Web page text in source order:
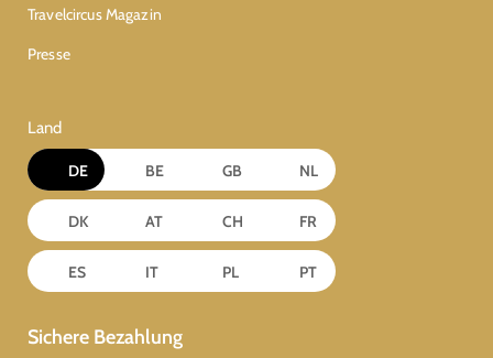
Travelcircus Magazin
Presse
Land
DE BE GB NL
DK AT CH FR
ES IT PL PT
Sichere Bezahlung